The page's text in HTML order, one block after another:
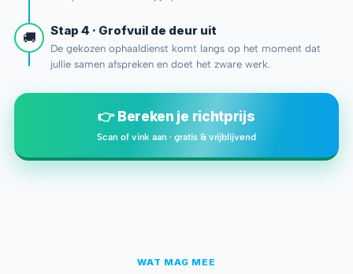
🚚 Stap 4 · Grofvuil de deur uit
De gekozen ophaaldienst komt langs op het moment dat
jullie samen afspreken en doet het zware werk.
👉 Bereken je richtprijs
Scan of vink aan · gratis & vrijblijvend
WAT MAG MEE